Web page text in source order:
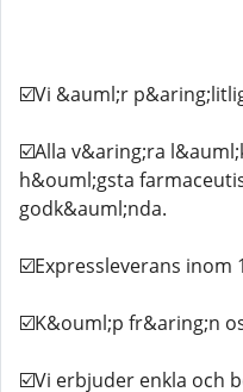
☑️Vi &auml;r
☑️Alla v&aring;ra
h&ouml;gsta
godk&auml;nda.
☑️Expressleverans inom
☑️K&ouml;p fr&aring;n
☑️Vi erbjuder enkla och